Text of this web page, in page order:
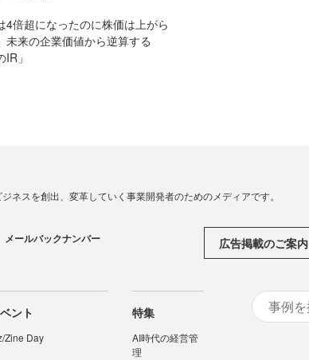
4倍超になったのに株価は上がら
未来の企業価値から逆算する
IR」
ネスを創出、変革していく事業開発者のためのメディアです。
メールバックナンバー 広告掲載のご案内
ント
Zine Day
特集
AI時代の経営管
理